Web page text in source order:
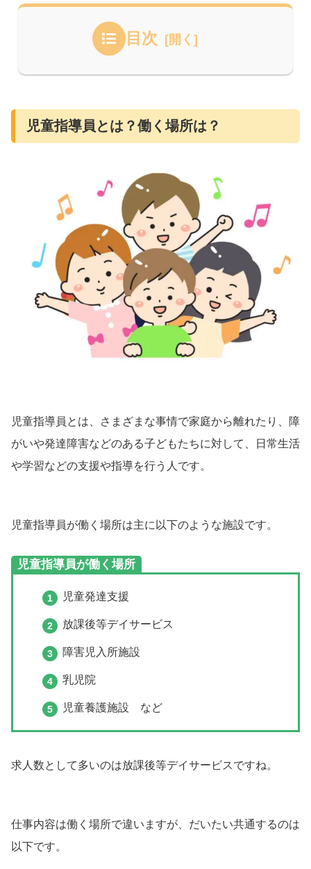
目次
児童指導員とは？働く場所は？
児童指導員とは、さまざまな事情で家庭から離れたり、障
がいや発達障害などのある子どもたちに対して、日常生活
や学習などの支援や指導を行う人です。
児童指導員が働く場所は主に以下のような施設です。
児童指導員が働く場所
児童発達支援
放課後等デイサービス
障害児入所施設
乳児院
児童養護施設 など
求人数として多いのは放課後等デイサービスですね。
仕事内容は働く場所で違いますが、だいたい共通するのは
以下です。